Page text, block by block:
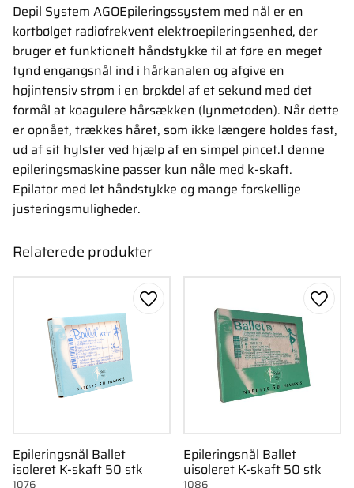
Depil System AGOEpileringssystem med nål er en
kortbølget radiofrekvent elektroepileringsenhed, der
bruger et funktionelt håndstykke til at føre en meget
tynd engangsnål ind i hårkanalen og afgive en
højintensiv strøm i en brøkdel af et sekund med det
formål at koagulere hårsækken (lynmetoden). Når dette
er opnået, trækkes håret, som ikke længere holdes fast,
ud af sit hylster ved hjælp af en simpel pincet.I denne
epileringsmaskine passer kun nåle med k-skaft.
Epilator med let håndstykke og mange forskellige
justeringsmuligheder.
Relaterede produkter
Epileringsnål Ballet
isoleret K-skaft 50 stk
1076
Gem som favorit
Epileringsnål Ballet
uisoleret K-skaft 50 stk
1086
Gem